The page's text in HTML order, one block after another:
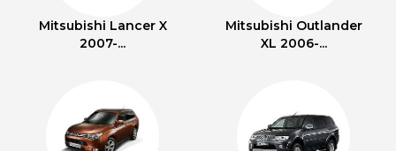
Mitsubishi Lancer X
2007-...
Mitsubishi Outlander
XL 2006-...